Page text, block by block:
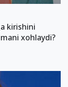
kirishini
xohlaydi?